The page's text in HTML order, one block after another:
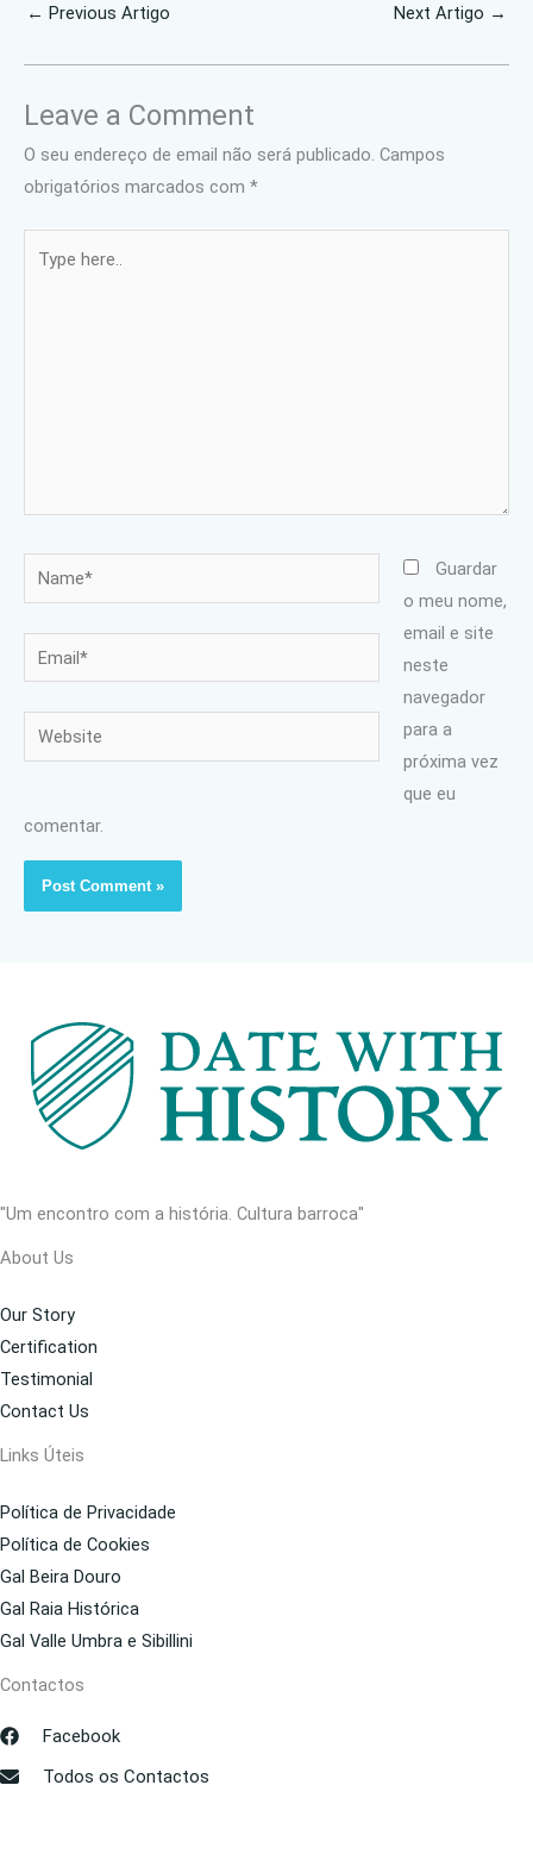
← Previous Artigo Next Artigo →
Leave a Comment
O seu endereço de email não será publicado. Campos
obrigatórios marcados com *
Name*
Email*
Website
Guardar
o meu nome,
email e site
neste
navegador
para a
próxima vez
que eu
comentar.
"Um encontro com a história. Cultura barroca"
About Us
Our Story
Certification
Testimonial
Contact Us
Links Úteis
Política de Privacidade
Política de Cookies
Gal Beira Douro
Gal Raia Histórica
Gal Valle Umbra e Sibillini
Contactos
Facebook
Todos os Contactos